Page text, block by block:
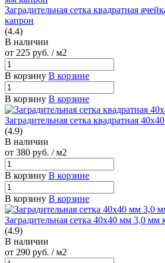
Заградительная сетка квадратная
капрон
(4.4)
В наличии
от 225 руб. / м2
В корзину В корзине
В корзину В корзине
Заградительная сетка квадратная
(4.9)
В наличии
от 380 руб. / м2
В корзину В корзине
В корзину В корзине
Заградительная сетка 40х40 мм 3,0 мм
(4.9)
В наличии
от 290 руб. / м2